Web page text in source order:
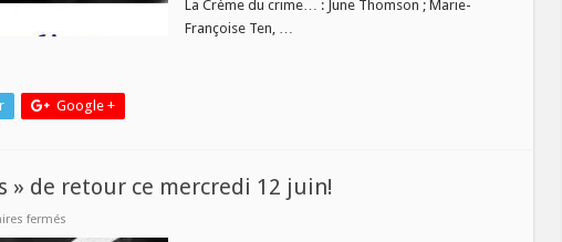
La Crème du crime… : June Thomson ; Marie-
Françoise Ten, …
Google +
» de retour ce mercredi 12 juin!
ferméssur